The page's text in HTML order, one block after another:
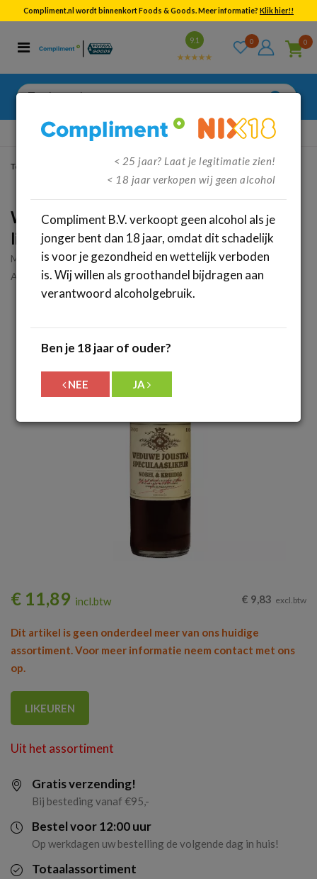
Compliment.nl wordt binnenkort Foods & Goods. Meer informatie? Klik hier!!
9.1 0 0
Zoeken
Categorieën
Bekijk alle resultaten
Gratisverzenden vanaf €95,-
Terug Sterke drank/Likeuren
Weduwe Joustra Speculaaslikorette (0.7
liter)
Merk:
Weduwe Joustra
Artikelnummer: 37027
€ 11,89 incl.btw € 9,83 excl.btw
Dit artikel is geen onderdeel meer van ons huidige
assortiment. Voor meer informatie neem contact met ons
op.
LIKEUREN
Uit het assortiment
Gratis verzending!
Bij besteding vanaf €95,-
Bestel voor 12:00 uur
Op werkdagen uw bestelling de volgende dag in huis!
Totaalassortiment
< 25 jaar? Laat je legitimatie zien!
< 18 jaar verkopen wij geen alcohol
Compliment B.V. verkoopt geen alcohol als je
jonger bent dan 18 jaar, omdat dit schadelijk
is voor je gezondheid en wettelijk verboden
is. Wij willen als groothandel bijdragen aan
verantwoord alcoholgebruik.
Ben je 18 jaar of ouder?
NEE JA